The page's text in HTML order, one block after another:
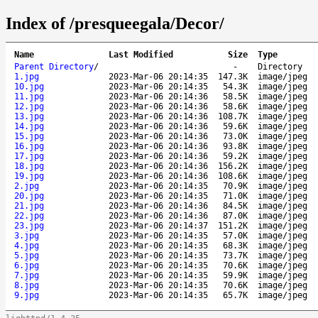
Index of /presqueegala/Decor/
Name Last Modified Size
Type
Parent Directory/ -
Directory
1.jpg
2023-Mar-06 20:14:35 147.3K
image/jpeg
10.jpg
2023-Mar-06 20:14:35 54.3K
image/jpeg
11.jpg
2023-Mar-06 20:14:36 58.5K
image/jpeg
12.jpg
2023-Mar-06 20:14:36 58.6K
image/jpeg
13.jpg
2023-Mar-06 20:14:36 108.7K
image/jpeg
14.jpg
2023-Mar-06 20:14:36 59.6K
image/jpeg
15.jpg
2023-Mar-06 20:14:36 73.0K
image/jpeg
16.jpg
2023-Mar-06 20:14:36 93.8K
image/jpeg
17.jpg
2023-Mar-06 20:14:36 59.2K
image/jpeg
18.jpg
2023-Mar-06 20:14:36 156.2K
image/jpeg
19.jpg
2023-Mar-06 20:14:36 108.6K
image/jpeg
2.jpg
2023-Mar-06 20:14:35 70.9K
image/jpeg
20.jpg
2023-Mar-06 20:14:35 71.0K
image/jpeg
21.jpg
2023-Mar-06 20:14:36 84.5K
image/jpeg
22.jpg
2023-Mar-06 20:14:36 87.0K
image/jpeg
23.jpg
2023-Mar-06 20:14:37 151.2K
image/jpeg
3.jpg
2023-Mar-06 20:14:35 57.0K
image/jpeg
4.jpg
2023-Mar-06 20:14:35 68.3K
image/jpeg
5.jpg
2023-Mar-06 20:14:35 73.7K
image/jpeg
6.jpg
2023-Mar-06 20:14:35 70.6K
image/jpeg
7.jpg
2023-Mar-06 20:14:35 59.9K
image/jpeg
8.jpg
2023-Mar-06 20:14:35 70.6K
image/jpeg
9.jpg
2023-Mar-06 20:14:35 65.7K image/jpeg